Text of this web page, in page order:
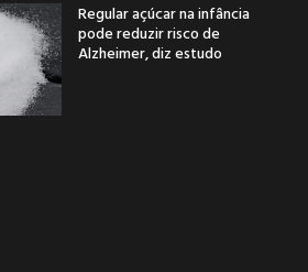
Regular açúcar na infância
pode reduzir risco de
Alzheimer, diz estudo